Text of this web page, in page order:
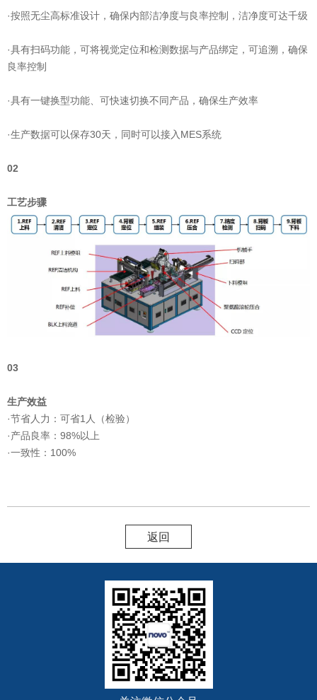
·按照无尘高标准设计，确保内部洁净度与良率控制，洁净度可达千级
·具有扫码功能，可将视觉定位和检测数据与产品绑定，可追溯，确保
良率控制
·具有一键换型功能、可快速切换不同产品，确保生产效率
·生产数据可以保存30天，同时可以接入MES系统
02
工艺步骤
03
生产效益
·节省人力：可省1人（检验）
·产品良率：98%以上
·一致性：100%
返回